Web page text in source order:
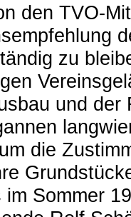
den TVO-
zu
und
die
im Sommer